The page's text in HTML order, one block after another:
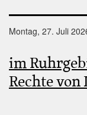
Montag, 27. Juli
im
Rechte